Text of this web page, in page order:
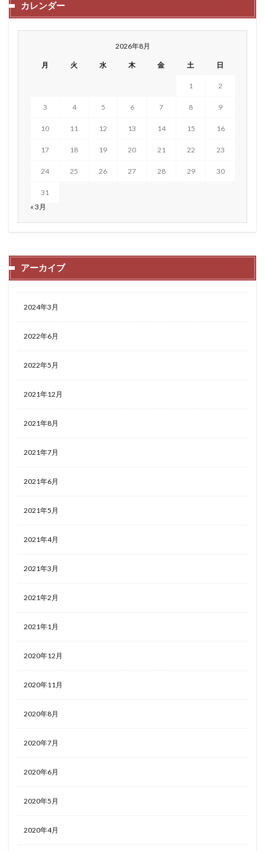
カレンダー
2026年8月
月 火 水 木 金 土 日
1 2
3 4 5 6 7 8 9
10 11 12 13 14 15 16
17 18 19 20 21 22 23
24 25 26 27 28 29 30
31
« 3月
アーカイブ
2024年3月
2022年6月
2022年5月
2021年12月
2021年8月
2021年7月
2021年6月
2021年5月
2021年4月
2021年3月
2021年2月
2021年1月
2020年12月
2020年11月
2020年8月
2020年7月
2020年6月
2020年5月
2020年4月